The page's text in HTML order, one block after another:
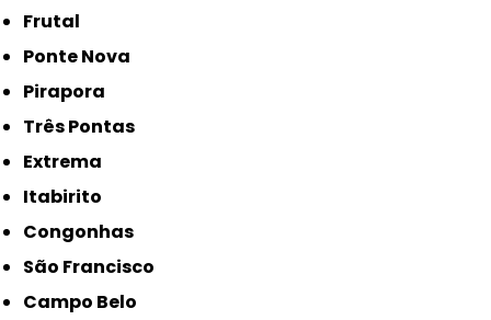
Frutal
Ponte Nova
Pirapora
Três Pontas
Extrema
Itabirito
Congonhas
São Francisco
Campo Belo